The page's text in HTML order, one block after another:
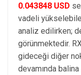
0.043848 USD
vadeli
analiz edilirken;
görünmektedir.
gideceği diğer
devamında